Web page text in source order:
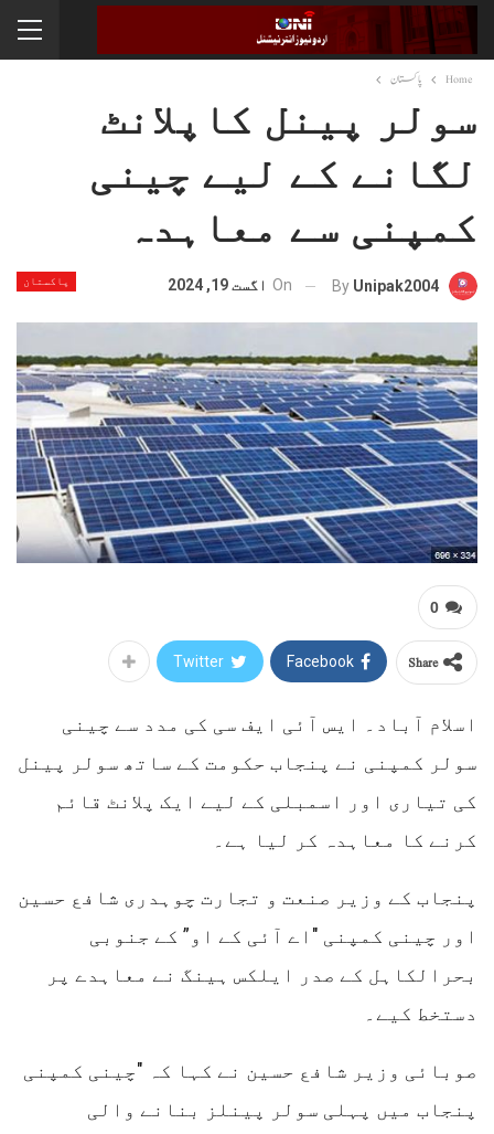
Home پاکستان
سولر پینل کاپلانٹ
لگانے کے لیے چینی
کمپنی سے معاہدہ
پاکستان By Unipak2004
On اگست 19, 2024
0
Share
Facebook
Twitter
اسلام آباد۔ ایس آئی ایف سی کی مدد سے چینی
سولر کمپنی نے پنجاب حکومت کے ساتھ سولر پینل
کی تیاری اور اسمبلی کے لیے ایک پلانٹ قائم
کرنے کا معاہدہ کر لیا ہے۔
پنجاب کے وزیر صنعت و تجارت چوہدری شافع حسین
اور چینی کمپنی "اے آئی کے او” کے جنوبی
بحرالکاہل کے صدر ایلکس ہینگ نے معاہدے پر
دستخط کیے۔
صوبائی وزیر شافع حسین نے کہا کہ "چینی کمپنی
پنجاب میں پہلی سولر پینلز بنانے والی